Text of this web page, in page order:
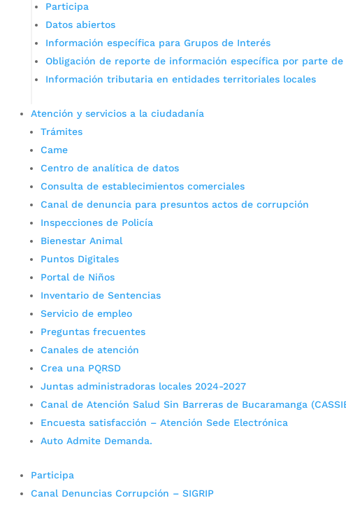
Participa
Datos abiertos
Información específica para Grupos de Interés
Obligación de reporte de información específica por parte
Información tributaria en entidades territoriales locales
Atención y servicios a la ciudadanía
Trámites
Came
Centro de analítica de datos
Consulta de establecimientos comerciales
Canal de denuncia para presuntos actos de corrupción
Inspecciones de Policía
Bienestar Animal
Puntos Digitales
Portal de Niños
Inventario de Sentencias
Servicio de empleo
Preguntas frecuentes
Canales de atención
Crea una PQRSD
Juntas administradoras locales 2024-2027
Canal de Atención Salud Sin Barreras de Bucaramanga
Encuesta satisfacción – Atención Sede Electrónica
Auto Admite Demanda.
Participa
Canal Denuncias Corrupción – SIGRIP